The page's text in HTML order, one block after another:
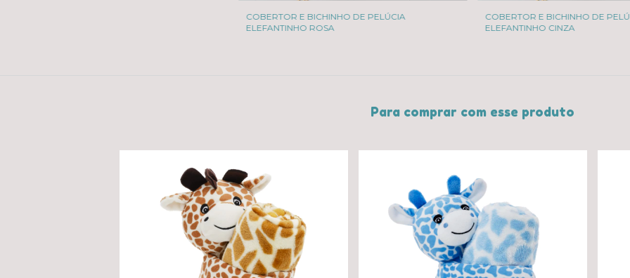
COBERTOR E BICHINHO DE PELÚCIA
ELEFANTINHO ROSA
COBERTOR E BICHINHO DE
ELEFANTINHO CINZA
Para comprar com esse produto